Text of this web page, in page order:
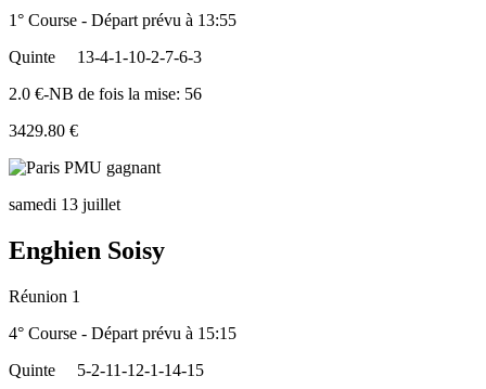
1° Course - Départ prévu à 13:55
Quinte
13-4-1-10-2-7-6-3
2.0 €-NB de fois la mise: 56
3429.80 €
samedi 13 juillet
Enghien Soisy
Réunion 1
4° Course - Départ prévu à 15:15
Quinte
5-2-11-12-1-14-15